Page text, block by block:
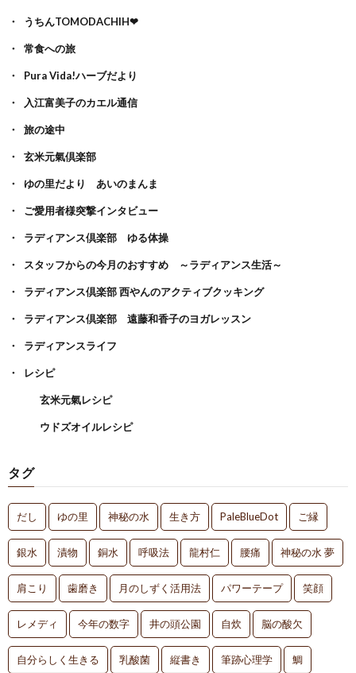
うちんTOMODACHIH❤
常食への旅
Pura Vida!ハーブだより
入江富美子のカエル通信
旅の途中
玄米元氣倶楽部
ゆの里だより あいのまんま
ご愛用者様突撃インタビュー
ラディアンス倶楽部 ゆる体操
スタッフからの今月のおすすめ ～ラディアンス生活～
ラディアンス倶楽部 西やんのアクティブクッキング
ラディアンス倶楽部 遠藤和香子のヨガレッスン
ラディアンスライフ
レシピ
玄米元氣レシピ
ウドズオイルレシピ
タグ
だし ゆの里 神秘の水 生き方 PaleBlueDot ご縁
銀水 漬物 銅水 呼吸法 龍村仁 腰痛 神秘の水 夢
肩こり 歯磨き 月のしずく活用法 パワーテープ 笑顔
レメディ 今年の数字 井の頭公園 自炊 脳の酸欠
自分らしく生きる 乳酸菌 縦書き 筆跡心理学 鯛